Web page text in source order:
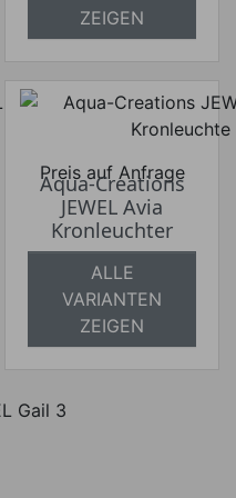
ZEIGEN
Preis auf Anfrage
Aqua-Creations
JEWEL Avia
Kronleuchter
ALLE
VARIANTEN
ZEIGEN